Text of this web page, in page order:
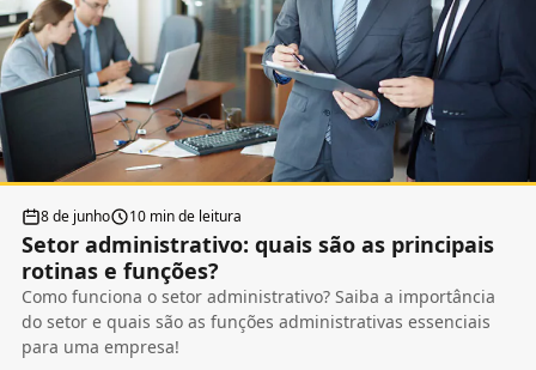
8 de junho 10 min de leitura
Setor administrativo: quais são as principais
rotinas e funções?
Como funciona o setor administrativo? Saiba a importância
do setor e quais são as funções administrativas essenciais
para uma empresa!